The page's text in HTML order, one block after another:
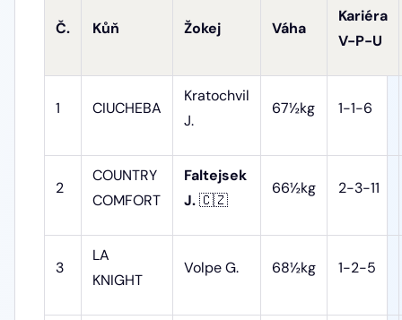
Č. Kůň Žokej Váha
Kariéra
V-P-U
1 CIUCHEBA
Kratochvil
J.
67½kg 1-1-6
2
COUNTRY
COMFORT
Faltejsek
J.🇨🇿
66½kg 2-3-11
3
LA
KNIGHT
Volpe G. 68½kg 1-2-5